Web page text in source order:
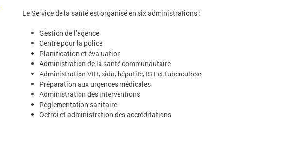
Le Service de la santé est organisé en six administrations :
Gestion de l’agence
Centre pour la police
Planification et évaluation
Administration de la santé communautaire
Administration VIH, sida, hépatite, IST et tuberculose
Préparation aux urgences médicales
Administration des interventions
Réglementation sanitaire
Octroi et administration des accréditations